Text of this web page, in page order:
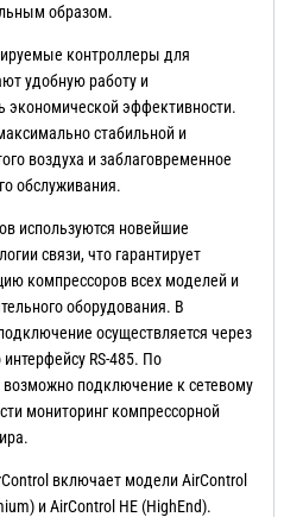
образом.
контроллеры для
удобную работу и
экономической эффективности.
стабильной и
воздуха и заблаговременное
обслуживания.
используются новейшие
связи, что гарантирует
компрессоров всех моделей и
оборудования. В
осуществляется через
RS-485. По
возможно подключение к сетевому
мониторинг компрессорной
включает модели AirControl
и AirControl HE (HighEnd).